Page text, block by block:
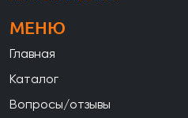
МЕНЮ
Главная
Каталог
Вопросы/отзывы